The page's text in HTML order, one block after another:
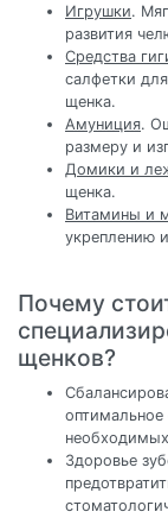
Игрушки.
развития
Средства
салфетки
щенка.
Амуниция.
размеру и
Домики и
щенка.
Витамины и
укреплению
Почему
щенков?
Здоровье